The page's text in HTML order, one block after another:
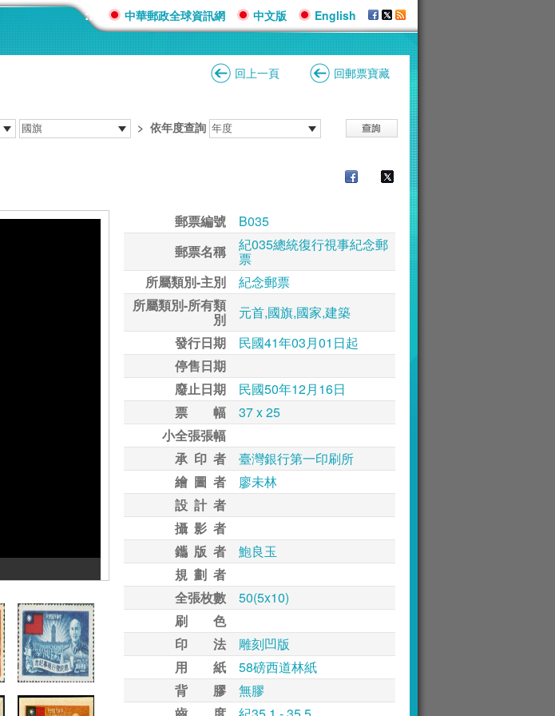
::: 中華郵政全球資訊網 中文版 English
回上一頁 回郵票寶藏
> 依年度查詢
郵票編號
B035
郵票名稱
紀035總統復行視事紀念郵
票
所屬類別-主別
紀念郵票
所屬類別-所有類
別
元首,國旗,國家,建築
發行日期
民國41年03月01日起
停售日期
廢止日期
民國50年12月16日
票 幅
37 x 25
小全張張幅
承 印 者
臺灣銀行第一印刷所
繪 圖 者
廖未林
設 計 者
攝 影 者
鑴 版 者
鮑良玉
規 劃 者
全張枚數
50(5x10)
刷 色
印 法
雕刻凹版
用 紙
58磅西道林紙
背 膠
無膠